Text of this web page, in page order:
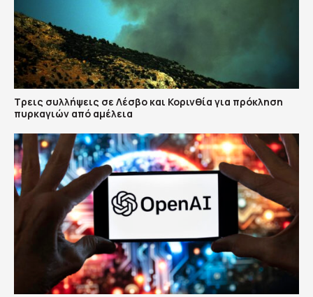
Τρεις συλλήψεις σε Λέσβο και Κορινθία για πρόκληση
πυρκαγιών από αμέλεια